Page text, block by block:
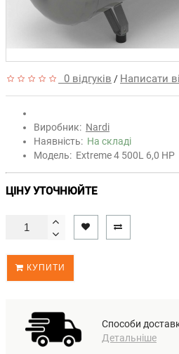
0 відгуків / Написати
Виробник: Nardi
Наявність: На складі
Модель: Extreme 4 500L 6,0 HP
ЦІНУ УТОЧНЮЙТЕ
КУПИТИ
Способи
Детальніше